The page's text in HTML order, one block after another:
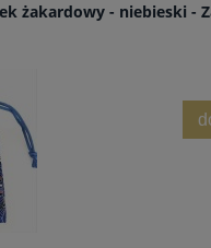
żakardowy - niebieski -